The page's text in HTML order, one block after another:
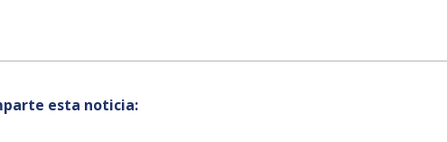
esta noticia: